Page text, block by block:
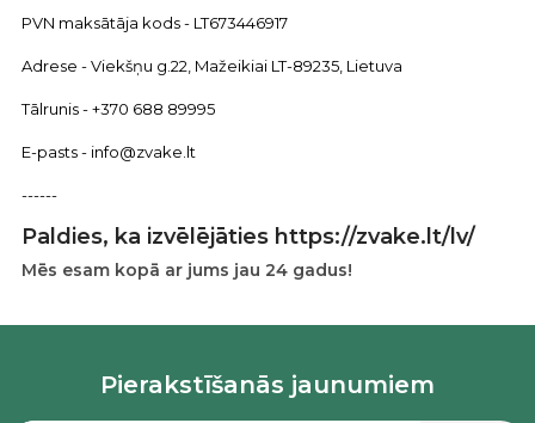
PVN maksātāja kods - LT673446917
Adrese - Viekšņu g.22, Mažeikiai LT-89235, Lietuva
Tālrunis - +370 688 89995
E-pasts - info@zvake.lt
------
Paldies, ka izvēlējāties https://zvake.lt/lv/
Mēs esam kopā ar jums jau 24 gadus!
Pierakstīšanās jaunumiem